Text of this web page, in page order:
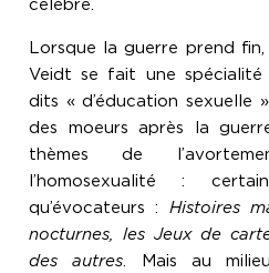
célèbre.
Lorsque la guerre prend
Veidt se fait une
dits « d’éducation sexuelle
des moeurs après la
thèmes de
l’homosexualité :
qu’évocateurs : Histoires
nocturnes, les Jeux de
des autres. Mais au